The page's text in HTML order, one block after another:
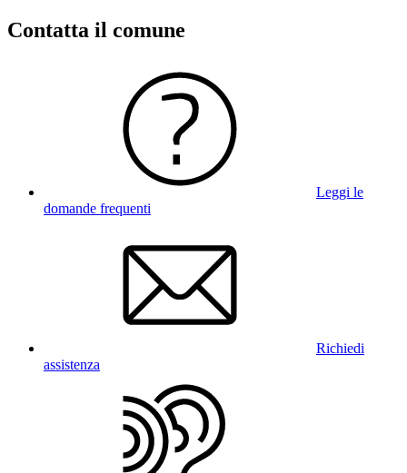
Contatta il comune
Leggi le
domande frequenti
Richiedi
assistenza